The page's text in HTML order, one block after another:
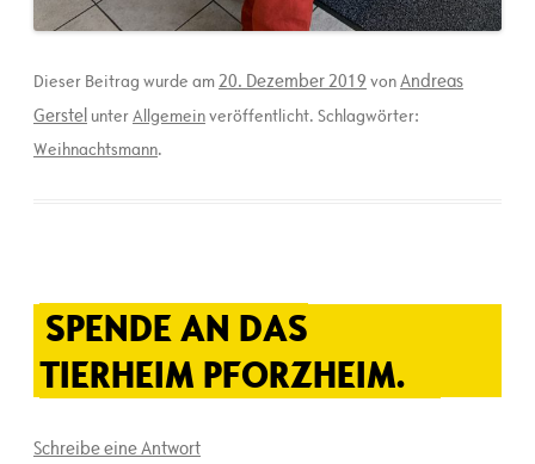
Dieser Beitrag wurde am20. Dezember 2019 vonAndreas
Gerstel unterAllgemeinveröffentlicht. Schlagwörter:
Weihnachtsmann.
SPENDE AN DAS
TIERHEIM PFORZHEIM.
Schreibe eine Antwort